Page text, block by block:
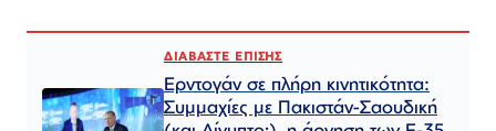
ΔΙΑΒΑΣΤΕ ΕΠΙΣΗΣ
Ερντογάν σε πλήρη κινητικότητα:
Συμμαχίες με Πακιστάν-Σαουδική